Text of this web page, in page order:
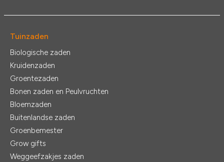
Tuinzaden
Biologische zaden
Kruidenzaden
Groentezaden
Bonen zaden en Peulvruchten
Bloemzaden
Buitenlandse zaden
Groenbemester
Grow gifts
Weggeefzakjes zaden